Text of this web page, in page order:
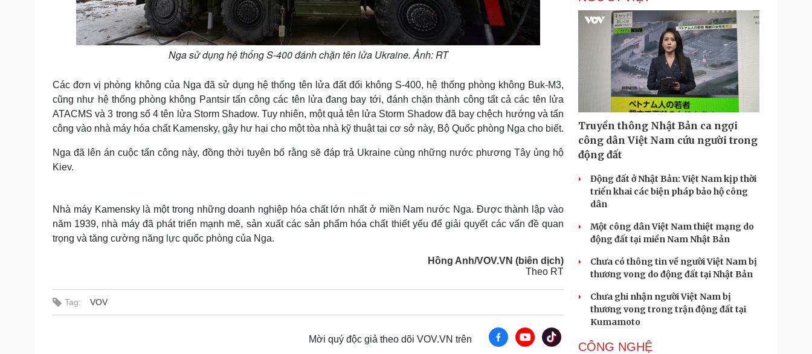
Nga sử dụng hệ thống S-400 đánh chặn tên lửa Ukraine. Ảnh: RT
Các đơn vị phòng không của Nga đã sử dụng hệ thống tên lửa đất đối không S-400, hệ thống phòng không Buk-M3,
cũng như hệ thống phòng không Pantsir tấn công các tên lửa đang bay tới, đánh chặn thành công tất cả các tên lửa
ATACMS và 3 trong số 4 tên lửa Storm Shadow. Tuy nhiên, một quả tên lửa Storm Shadow đã bay chệch hướng và tấn
công vào nhà máy hóa chất Kamensky, gây hư hại cho một tòa nhà kỹ thuật tại cơ sở này, Bộ Quốc phòng Nga cho biết.
Nga đã lên án cuộc tấn công này, đồng thời tuyên bố rằng sẽ đáp trả Ukraine cùng những nước phương Tây ủng hộ
Kiev.
Nhà máy Kamensky là một trong những doanh nghiệp hóa chất lớn nhất ở miền Nam nước Nga. Được thành lập vào
năm 1939, nhà máy đã phát triển mạnh mẽ, sản xuất các sản phẩm hóa chất thiết yếu để giải quyết các vấn đề quan
trọng và tăng cường năng lực quốc phòng của Nga.
Hồng Anh/VOV.VN (biên dịch)
Theo RT
Tag: VOV
Mời quý độc giả theo dõi VOV.VN trên
Truyền thông Nhật Bản ca ngợi
công dân Việt Nam cứu người trong
động đất
Động đất ở Nhật Bản: Việt Nam kịp thời
triển khai các biện pháp bảo hộ công
dân
Một công dân Việt Nam thiệt mạng do
động đất tại miền Nam Nhật Bản
Chưa có thông tin về người Việt Nam bị
thương vong do động đất tại Nhật Bản
Chưa ghi nhận người Việt Nam bị
thương vong trong trận động đất tại
Kumamoto
CÔNG NGHỆ